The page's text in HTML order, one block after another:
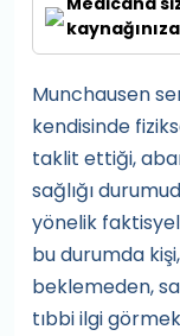
Munchausen
kendisinde
taklit ettiği,
sağlığı
yönelik
bu durumda
beklemeden,
tıbbi ilgi